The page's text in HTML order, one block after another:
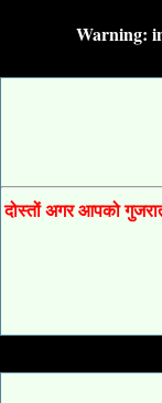
Warning:
दोस्तों अगर आपको